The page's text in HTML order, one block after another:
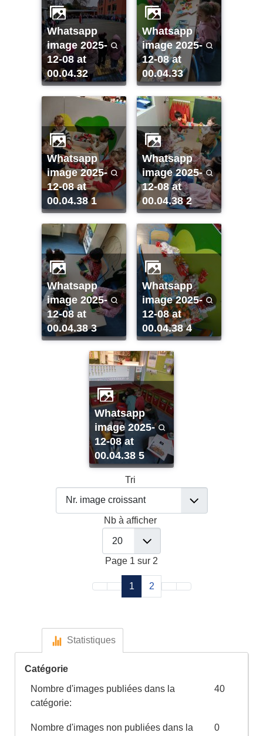
whatsapp
image 2025-
12-08 at
00.04.32
whatsapp
image 2025-
12-08 at
00.04.33
whatsapp
image 2025-
12-08 at
00.04.38 1
whatsapp
image 2025-
12-08 at
00.04.38 2
whatsapp
image 2025-
12-08 at
00.04.38 3
whatsapp
image 2025-
12-08 at
00.04.38 4
whatsapp
image 2025-
12-08 at
00.04.38 5
Tri
Nb à afficher
Page 1 sur 2
1 2
Statistiques
Catégorie
Nombre d'images publiées dans la
catégorie:
40
Nombre d'images non publiées dans la
0